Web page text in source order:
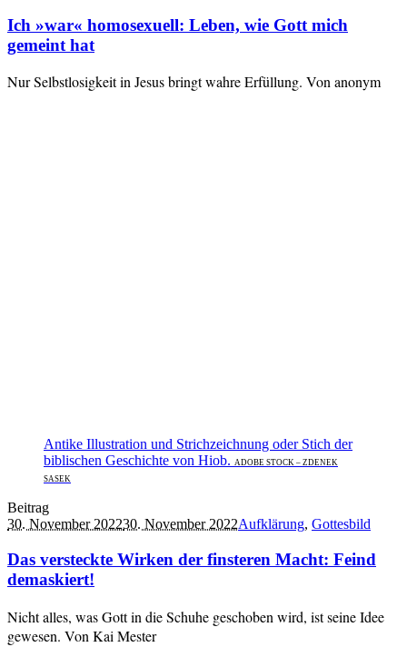
Ich »war« homosexuell: Leben, wie Gott mich
gemeint hat
Nur Selbstlosigkeit in Jesus bringt wahre Erfüllung. Von anonym
Antike Illustration und Strichzeichnung oder Stich der
biblischen Geschichte von Hiob. ADOBE STOCK – ZDENEK
SASEK
Beitrag
30. November 202230. November 2022Aufklärung, Gottesbild
Das versteckte Wirken der finsteren Macht: Feind
demaskiert!
Nicht alles, was Gott in die Schuhe geschoben wird, ist seine Idee
gewesen. Von Kai Mester